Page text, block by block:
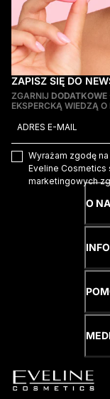
ZAPISZ SIĘ DO
ZGARNIJ DODATKOWE
EKSPERCKĄ WIEDZĄ
Wyrażam zgodę
Eveline Cosmetics
marketingowych
Ta strona jest
O